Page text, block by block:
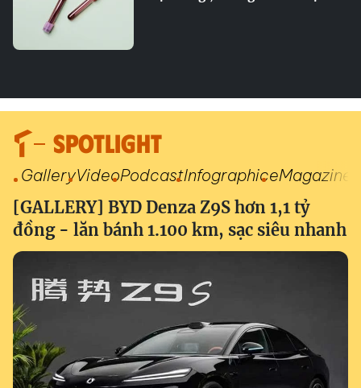
SPOTLIGHT
GalleryVideoPodcastInfographiceMagazine
[GALLERY] BYD Denza Z9S hơn 1,1 tỷ
đồng - lăn bánh 1.100 km, sạc siêu nhanh